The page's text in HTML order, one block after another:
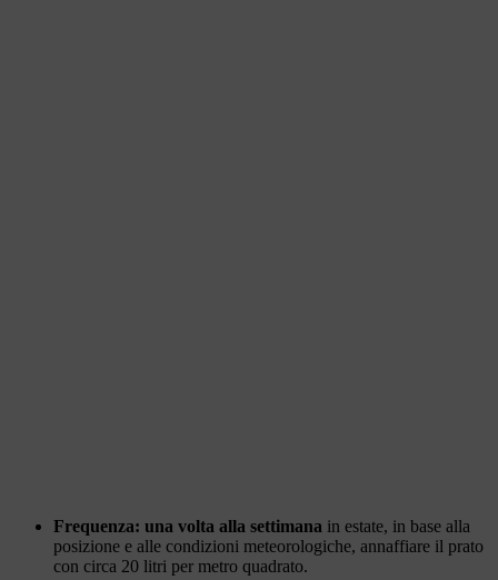
Frequenza: una volta alla settimana in estate, in base alla
posizione e alle condizioni meteorologiche, annaffiare il prato
con circa 20 litri per metro quadrato.